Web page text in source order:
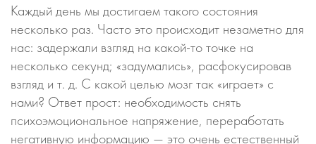
Каждый день мы достигаем такого состояния
несколько раз. Часто это происходит незаметно для
нас: задержали взгляд на какой-то точке на
несколько секунд; «задумались», расфокусировав
взгляд и т. д. С какой целью мозг так «играет» с
нами? Ответ прост: необходимость снять
психоэмоциональное напряжение, переработать
негативную информацию — это очень естественный